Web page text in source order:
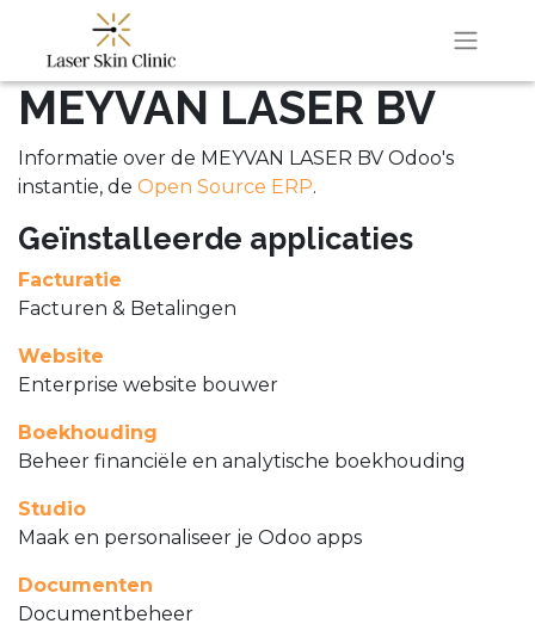
MEYVAN LASER BV
Informatie over de MEYVAN LASER BV Odoo's
instantie, de Open Source ERP.
Geïnstalleerde applicaties
Facturatie
Facturen & Betalingen
Website
Enterprise website bouwer
Boekhouding
Beheer financiële en analytische boekhouding
Studio
Maak en personaliseer je Odoo apps
Documenten
Documentbeheer